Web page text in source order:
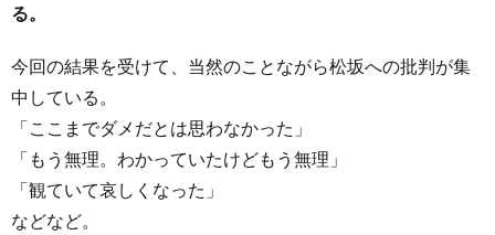
る。
今回の結果を受けて、当然のことながら松坂への批判が集
中している。
「ここまでダメだとは思わなかった」
「もう無理。わかっていたけどもう無理」
「観ていて哀しくなった」
などなど。